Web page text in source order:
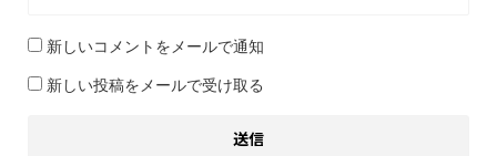
新しいコメントをメールで通知
新しい投稿をメールで受け取る